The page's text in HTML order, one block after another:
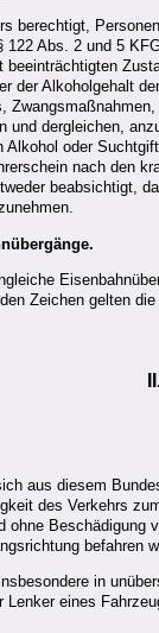
berechtigt,
Abs. 2 und 5
der Alkoholgehalt
und dergleichen,
Alkohol oder
nach den
beabsichtigt,
Zeichen gelten
aus diesem
des Verkehrs
ohne
in
Lenker eines